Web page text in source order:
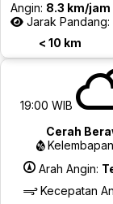
Angin: 8.3 km/jam
Jarak Pandang:
< 10 km
19:00 WIB
Cerah
Arah Angin:
Kecepatan